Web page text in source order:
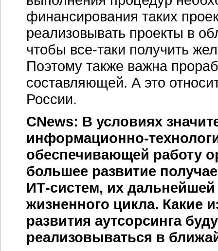
финансирования таких
реализовывать проекты в
чтобы все-таки получить
Поэтому также важна
составляющей. А это
России.
CNews: В условиях
информационно-
обеспечивающей работу
большее развитие
ИТ-систем, их
жизненного цикла. Какие
развития аутсорсинга
реализовываться в